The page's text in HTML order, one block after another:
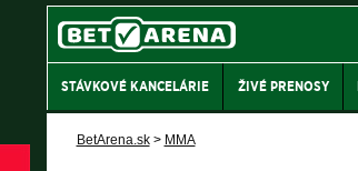
STÁVKOVÉ KANCELÁRIE ŽIVÉ PRENOSY
BetArena.sk > MMA